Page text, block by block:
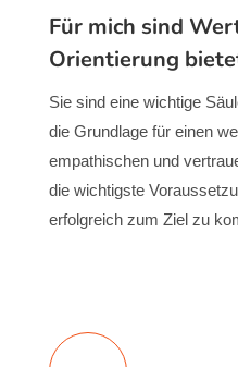
Für mich sind
Orientierung
Sie sind eine wichtige
die Grundlage für einen
empathischen und
die wichtigste
erfolgreich zum Ziel zu